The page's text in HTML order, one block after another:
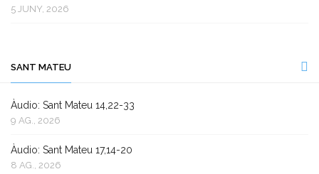
5 JUNY, 2026
SANT MATEU
Àudio: Sant Mateu 14,22-33
9 AG., 2026
Àudio: Sant Mateu 17,14-20
8 AG., 2026